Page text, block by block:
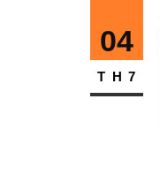
04
TH7